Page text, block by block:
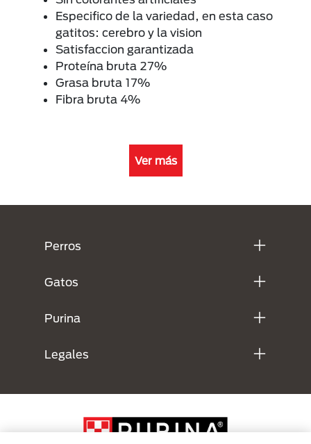
Especifico de la variedad, en esta caso
gatitos: cerebro y la vision
Satisfaccion garantizada
Proteína bruta 27%
Grasa bruta 17%
Fibra bruta 4%
Ver más
Perros
Gatos
Purina
Legales